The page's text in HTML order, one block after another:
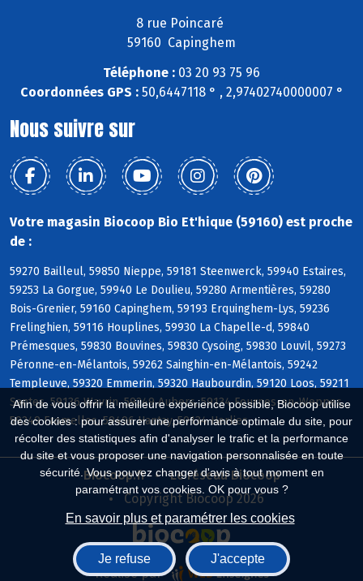
Afin de vous offrir la meilleure expérience possible, Biocoop utilise
des cookies : pour assurer une performance optimale du site, pour
récolter des statistiques afin d'analyser le trafic et la performance
du site et vous proposer une navigation personnalisée en toute
sécurité. Vous pouvez changer d'avis à tout moment en
paramétrant vos cookies. OK pour vous ?
En savoir plus et paramétrer les cookies
Je refuse J'accepte
8 rue Poincaré
59160 Capinghem
Téléphone : 03 20 93 75 96
Coordonnées GPS :50,6447118 ° , 2,97402740000007 °
Nous suivre sur
Votre magasin Biocoop Bio Et'hique (59160) est proche
de :
59270 Bailleul, 59850 Nieppe, 59181 Steenwerck, 59940 Estaires,
59253 La Gorgue, 59940 Le Doulieu, 59280 Armentières, 59280
Bois-Grenier, 59160 Capinghem, 59193 Erquinghem-Lys, 59236
Frelinghien, 59116 Houplines, 59930 La Chapelle-d, 59840
Prémesques, 59830 Bouvines, 59830 Cysoing, 59830 Louvil, 59273
Péronne-en-Mélantois, 59262 Sainghin-en-Mélantois, 59242
Templeuve, 59320 Emmerin, 59320 Haubourdin, 59120 Loos, 59211
Santes, 59136 Wavrin, 59249 Aubers, 59134 Fournes-en-Weppes,
59249 Fromelles, 59496 Hantay, 59134 Herlies
Biocoop.fr
Le réseau Biocoop
Copyright Biocoop 2026
Réalisé par